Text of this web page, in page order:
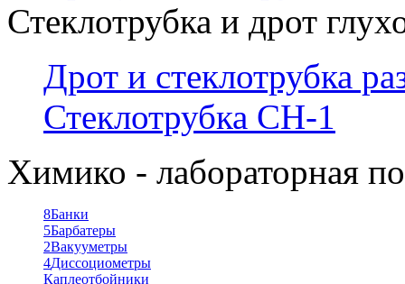
Стеклотрубка и дрот
Дрот и стеклотрубка
Стеклотрубка СН-1
Химико - лабораторная
8Банки
5Барбатеры
2Вакууметры
4Диссоциометры
Каплеотбойники